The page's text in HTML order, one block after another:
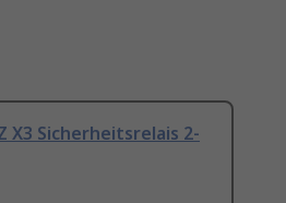
X3 Sicherheitsrelais 2-